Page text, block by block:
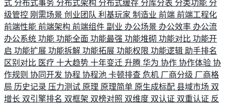
式 分布式事务 分布式架构 分布式缓存 分库分表 分类功能 分
级管控 刚需场景 创业团队 利基玩家 制造业 前端 前端工程化
前端性能 前端架构 前端组件 副业 办公场景 办公效率 办公流
办公系统 功能 功能全面 功能最强 功能堆砌 功能对比 功能开
启 功能扩展 功能拆解 功能拓展 功能权限 功能逻辑 助手排名
区别对比 医疗 十大趋势 十年变迁 升腾 华为 协作 协作体验 协
作规则 协同开发 协程 协程池 卡顿排查 危机 厂商分级 厂商格
局 历史记录 压力测试 原理 原理简单 原生成标配 县域市场 双
增长 双引擎排名 双框架 双榜对照 双维度 双认证 双重认证 反